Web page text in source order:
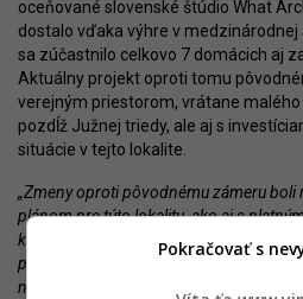
oceňované slovenské štúdio What
dostalo vďaka výhre v
sa zúčastnilo celkovo 7 domácich aj
Aktuálny projekt oproti tomu
verejným priestorom, vrátane
pozdĺž Južnej triedy, ale aj s
situácie v tejto lokalite.
„Zmeny oproti pôvodnému zámeru boli
plánom pre túto lokalitu, ako aj s
kladným stanoviskom z posudzovania
prostredie (tzv. EIA) z minulého roka.
názor vyjadriť aj verejnosť. Takisto boli
Pokračovať s